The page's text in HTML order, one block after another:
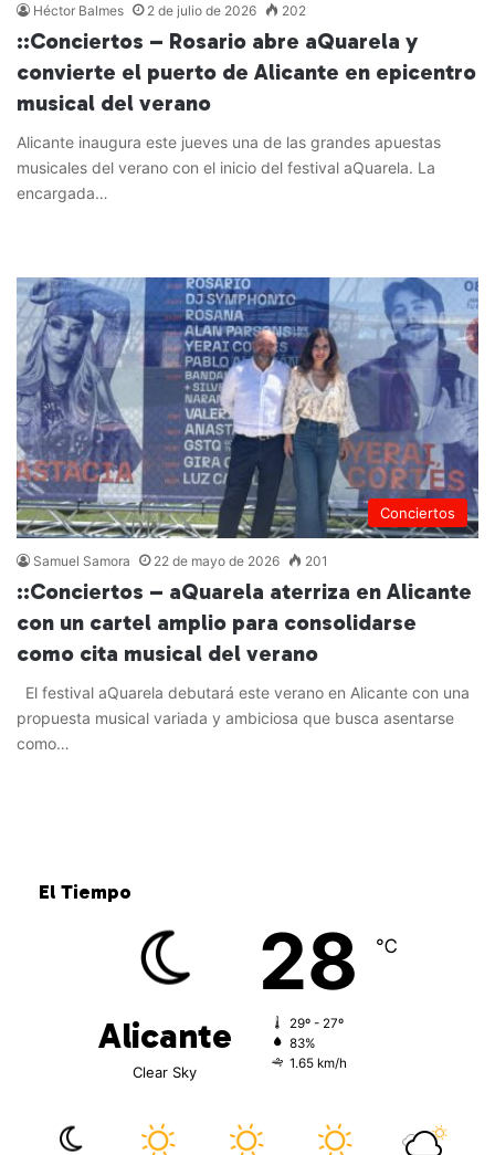
Héctor Balmes 2 de julio de 2026 202
::Conciertos – Rosario abre aQuarela y
convierte el puerto de Alicante en epicentro
musical del verano
Alicante inaugura este jueves una de las grandes apuestas
musicales del verano con el inicio del festival aQuarela. La
encargada…
Conciertos
Samuel Samora 22 de mayo de 2026 201
::Conciertos – aQuarela aterriza en Alicante
con un cartel amplio para consolidarse
como cita musical del verano
El festival aQuarela debutará este verano en Alicante con una
propuesta musical variada y ambiciosa que busca asentarse
como…
El Tiempo
Alicante
Clear Sky
28 ℃
29º - 27º
83%
1.65 km/h